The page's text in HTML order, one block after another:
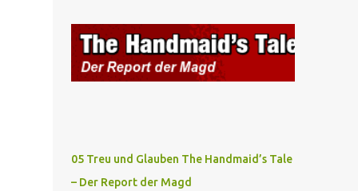
Serena stolz die „Kinder von Gilead”
vorstellt. June nutzt die Gelegenheit, mit
Castillo unter vier Augen zu sprechen, ...
bringen wird, kann jedoch June nicht retten,
die von den Wachen gefangen genommen
und zurück ins Rote Zentrum gebracht wird,
entdeckt im Kleiderschrank die Inschrift
05 Treu und Glauben The Handmaid’s Tale
– Der Report der Magd